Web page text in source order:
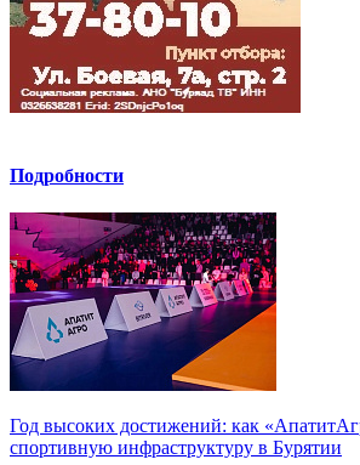
Подробности
Год высоких достижений: как
спортивную инфраструктуру в Бурятии